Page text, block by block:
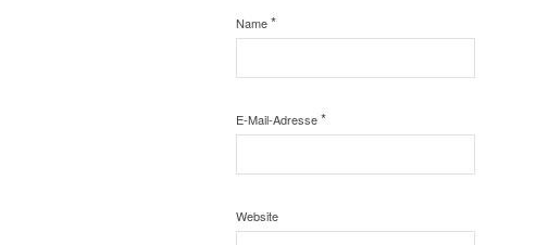
Name*
E-Mail-Adresse*
Website